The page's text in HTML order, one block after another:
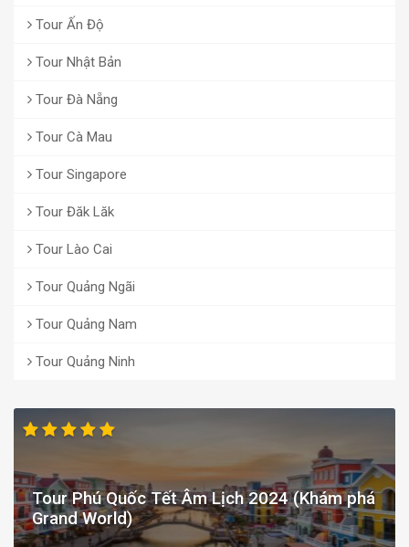
Tour Ấn Độ
Tour Nhật Bản
Tour Đà Nẵng
Tour Cà Mau
Tour Singapore
Tour Đăk Lăk
Tour Lào Cai
Tour Quảng Ngãi
Tour Quảng Nam
Tour Quảng Ninh
Tour Phú Quốc Tết Âm Lịch 2024 (Khám phá
Grand World)